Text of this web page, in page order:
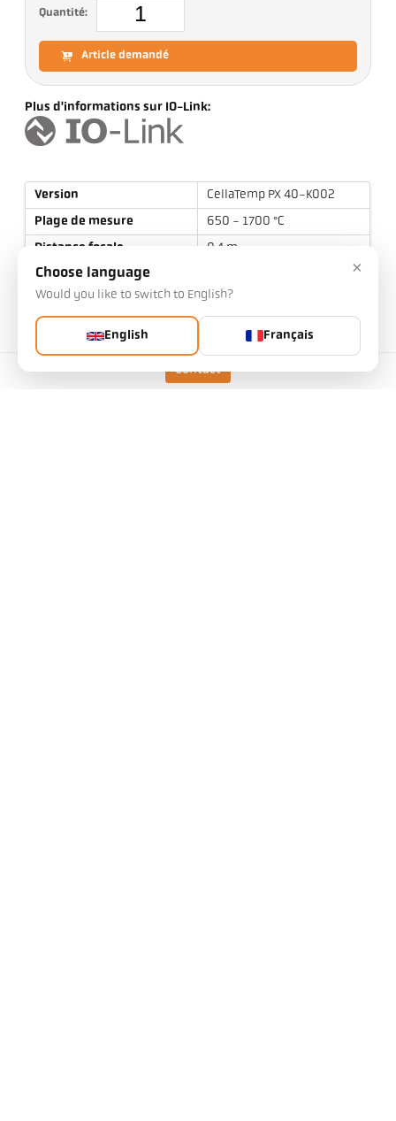
Contact
Quantité:
Article demandé
Plus d'informations sur IO-Link:
Version
CellaTemp PX 40-K002
Plage de mesure
650 - 1700 °C
Distance focale
0,4 m - ∞
Forme de la cible
Rapport optique
80 : 1
PZ 20.01
Principe de mesure
bichromatique
Visée optique
×
Choose language
Would you like to switch to English?
English Français